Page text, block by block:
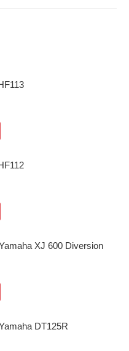
XJ 600 Diversion
DT125R